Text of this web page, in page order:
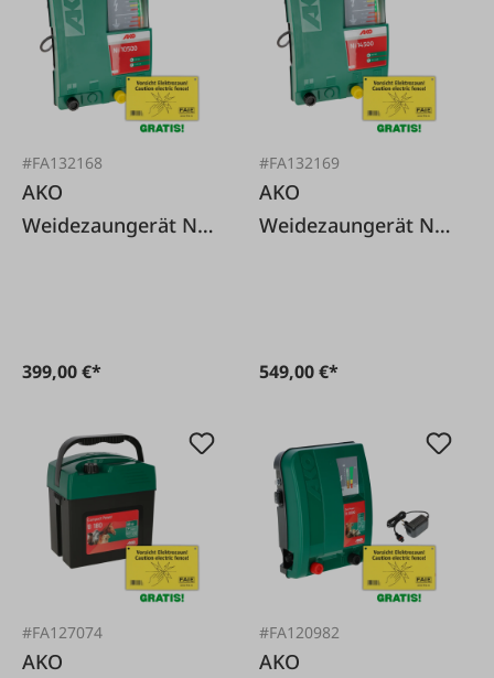
#FA132168
AKO
Weidezaungerät Ni
399,00 €*
#FA132169
AKO
Weidezaungerät Ni
549,00 €*
#FA127074
AKO
#FA120982
AKO